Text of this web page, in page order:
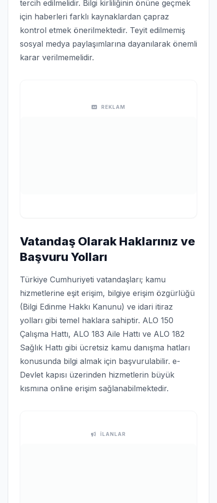
tercih edilmelidir. Bilgi kirliliğinin önüne geçmek
için haberleri farklı kaynaklardan çapraz
kontrol etmek önerilmektedir. Teyit edilmemiş
sosyal medya paylaşımlarına dayanılarak önemli
karar verilmemelidir.
REKLAM
Vatandaş Olarak Haklarınız ve
Başvuru Yolları
Türkiye Cumhuriyeti vatandaşları; kamu
hizmetlerine eşit erişim, bilgiye erişim özgürlüğü
(Bilgi Edinme Hakkı Kanunu) ve idari itiraz
yolları gibi temel haklara sahiptir. ALO 150
Çalışma Hattı, ALO 183 Aile Hattı ve ALO 182
Sağlık Hattı gibi ücretsiz kamu danışma hatları
konusunda bilgi almak için başvurulabilir. e-
Devlet kapısı üzerinden hizmetlerin büyük
kısmına online erişim sağlanabilmektedir.
İLANLAR